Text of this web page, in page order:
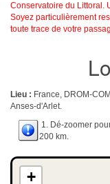
Conservatoire du Littoral.
Soyez particulièrement
toute trace de votre
Lieu : France, DROM-
Anses-d'Arlet.
1. Dé-zoomer
200 km.
+